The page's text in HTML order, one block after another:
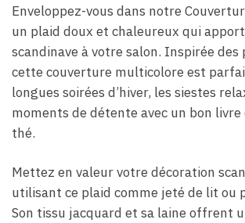
Enveloppez-vous dans notre
un plaid doux et chaleureux qui
scandinave à votre salon. Inspirée des
cette couverture multicolore est
longues soirées d’hiver, les siestes
moments de détente avec un bon
thé.
Mettez en valeur votre décoration
utilisant ce plaid comme jeté de lit ou
Son tissu jacquard et sa laine offrent